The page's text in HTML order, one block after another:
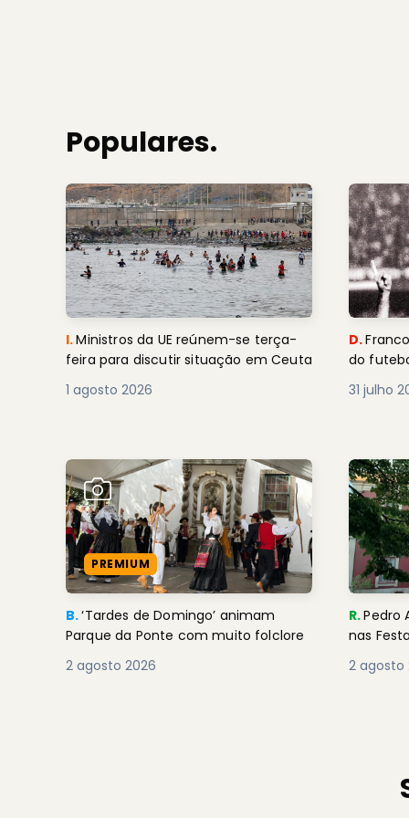
Populares.
I.Ministros da UE reúnem-se terça-
feira para discutir situação em Ceuta
1 agosto 2026
D.
do
31 julho
PREMIUM
B.‘Tardes de Domingo’ animam
Parque da Ponte com muito folclore
2 agosto 2026
R.Pedro
nas
2 agosto